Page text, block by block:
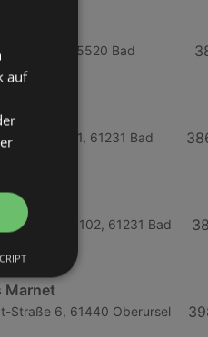
Straße 72, 65520 Bad
Straße 71, 61231 Bad
Straße 98 - 102, 61231 Bad
Marnet
Straße 6, 61440 Oberursel
auf